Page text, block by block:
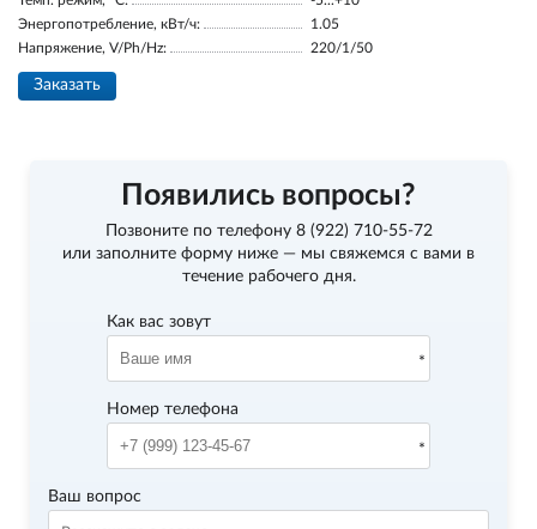
Энергопотребление, кВт/ч:
1.05
Напряжение, V/Ph/Hz:
220/1/50
Заказать
Появились вопросы?
Позвоните по телефону 8 (922) 710-55-72
или заполните форму ниже — мы свяжемся с вами в
течение рабочего дня.
Как вас зовут
Номер телефона
Ваш вопрос